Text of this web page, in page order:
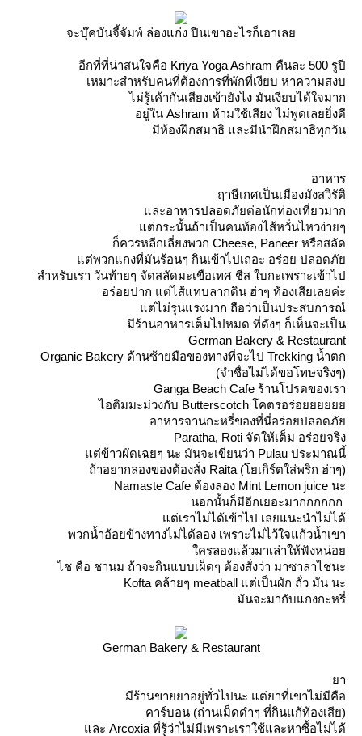
จะบุ๊คบันจี้จัมพ์ ล่องแก่ง ปีนเขาอะไรก็เอาเล
อีกที่ที่น่าสนใจคือ Kriya Yoga Ashram คืนละ 500 รูปี
เหมาะสำหรับคนที่ต้องการที่พักที่เงียบ หาความสงบ
ไม่รู้เค้ากันเสียงเข้ายังไง มันเงียบได้ใจมาก
อยู่ใน Ashram ห้ามใช้เสียง ไม่พูดเลยยิ่งดี
มีห้องฝึกสมาธิ และมีนำฝึกสมาธิทุกวัน
อาหาร
ฤาษีเกศเป็นเมืองมังสวิรัติ
ละอาหารปลอดภัยต่อนักท่องเที่ยวมาก
ต่กระนั้นถ้าเป็นคนท้องไส้หวั่นไหวง่ายๆ
ก็ควรหลีกเลี่ยงพวก Cheese, Paneer หรือสลัด
ต่พวกแกงที่มันร้อนๆ กินเข้าไปเถอะ อร่อย ปลอดภั
สำหรับเรา วันท้ายๆ จัดสลัดมะเขือเทศ ชีส ใบกะเพราะเข้าไป
อร่อยปาก แต่ไส้แทบลากดิน ฮ่าๆ ท้องเสียเลยค่ะ
ต่ไม่รุนแรงมาก ถือว่าเป็นประสบการณ์
มีร้านอาหารเต็มไปหมด ที่ดังๆ ก็เห็นจะเป็น
German Bakery & Restaurant
Organic Bakery ด้านซ้ายมือของทางที่จะไป Trekking น้ำตก
(จำชื่อไม่ได้ขอโทษจริงๆ)
Ganga Beach Cafe ร้านโปรดของเรา
ไอติมมะม่วงกับ Butterscotch โคตรอร่อ
อาหารจานกะหรี่ของที่นี่อร่อยปลอดภั
Paratha, Roti จัดให้เต็ม อร่อยจริง
ต่ข้าวผัดเฉยๆ นะ มันจะเขียนว่า Pulau ประมาณนี้
ถ้าอยากลองของต้องสั่ง Raita (โยเกิร์ตใส่พริก ฮ่าๆ)
Namaste Cafe ต้องลอง Mint Lemon juice นะ
นอกนั้นก็มีอีกเยอะมากกกกกก
ต่เราไม่ได้เข้าไป เลยแนะนำไม่ได้
พวกน้ำอ้อยข้างทางไม่ได้ลอง เพราะไม่ไว้ใจแก้วน้ำเขา
ครลองแล้วมาเล่าให้ฟังหน่อ
ไช คือ ชานม ถ้าจะกินแบบเผ็ดๆ ต้องสั่งว่า มาซาลาไชนะ
Kofta คล้ายๆ meatball แต่เป็นผัก ถั่ว มัน นะ
มันจะมากับแกงกะหรี่
German Bakery & Restaurant
า
มีร้านขายยาอยู่ทั่วไปนะ แต่ยาที่เขาไม่มีคือ
คาร์บอน (ถ่านเม็ดดำๆ ที่กินแก้ท้องเสีย)
ละ Arcoxia ที่รู้ว่าไม่มีเพราะเราใช้และหาซื้อไม่ได้